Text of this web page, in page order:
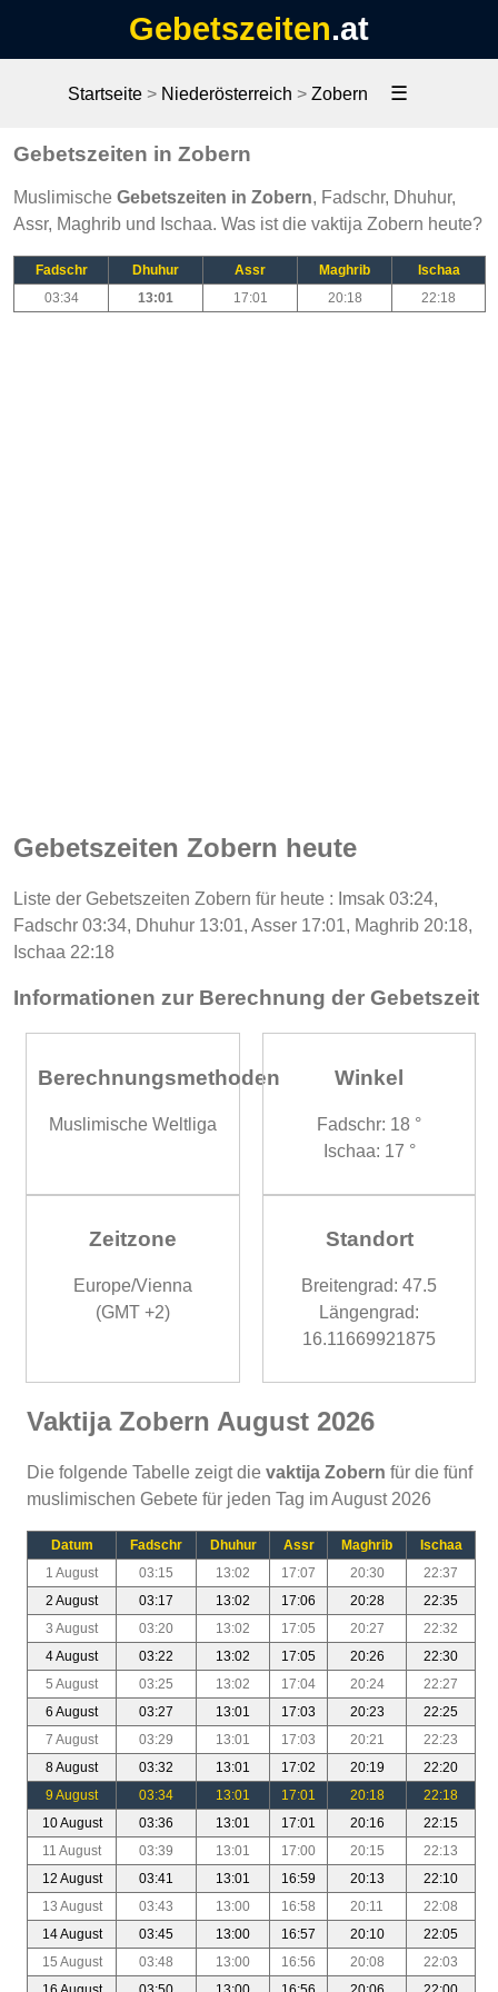
Gebetszeiten.at
Startseite > Niederösterreich > Zobern ☰
Gebetszeiten in Zobern
Muslimische Gebetszeiten in Zobern, Fadschr, Dhuhur,
Assr, Maghrib und Ischaa. Was ist die vaktija Zobern heute?
Fadschr Dhuhur Assr Maghrib
Ischaa
03:34
13:01 17:01 20:18 22:18
Gebetszeiten Zobern heute
Liste der Gebetszeiten Zobern für heute : Imsak 03:24,
Fadschr 03:34, Dhuhur 13:01, Asser 17:01, Maghrib 20:18,
Ischaa 22:18
Informationen zur Berechnung der Gebetszeit
Berechnungsmethoden
Muslimische Weltliga
Winkel
Fadschr: 18 °
Ischaa: 17 °
Zeitzone
Europe/Vienna
(GMT +2)
Standort
Breitengrad: 47.5
Längengrad:
16.11669921875
Vaktija Zobern August 2026
Die folgende Tabelle zeigt die vaktija Zobern für die fünf
muslimischen Gebete für jeden Tag im August 2026
Datum Fadschr Dhuhur Assr Maghrib
Ischaa
1 August
03:15 13:02 17:07 20:30
22:37
2 August
03:17 13:02 17:06 20:28
22:35
3 August
03:20 13:02 17:05 20:27
22:32
4 August
03:22 13:02 17:05 20:26
22:30
5 August
03:25 13:02 17:04 20:24
22:27
6 August
03:27 13:01 17:03 20:23
22:25
7 August
03:29 13:01 17:03 20:21
22:23
8 August
03:32 13:01 17:02 20:19
22:20
9 August
03:34 13:01 17:01 20:18
22:18
10 August
03:36 13:01 17:01 20:16
22:15
11 August
03:39 13:01 17:00 20:15
22:13
12 August
03:41 13:01 16:59 20:13
22:10
13 August
03:43 13:00 16:58 20:11
22:08
14 August
03:45 13:00 16:57 20:10
22:05
15 August
03:48 13:00 16:56 20:08
22:03